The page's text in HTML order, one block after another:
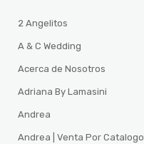
2 Angelitos
A & C Wedding
Acerca de Nosotros
Adriana By Lamasini
Andrea
Andrea | Venta Por Catalogo